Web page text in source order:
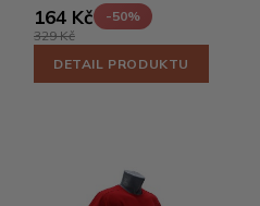
164 Kč
-50%
329 Kč
DETAIL PRODUKTU